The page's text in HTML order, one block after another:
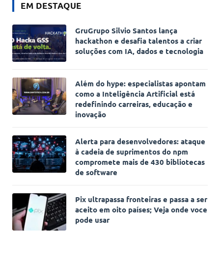
EM DESTAQUE
GruGrupo Silvio Santos lança
hackathon e desafia talentos a criar
soluções com IA, dados e tecnologia
Além do hype: especialistas apontam
como a Inteligência Artificial está
redefinindo carreiras, educação e
inovação
Alerta para desenvolvedores: ataque
à cadeia de suprimentos do npm
compromete mais de 430 bibliotecas
de software
Pix ultrapassa fronteiras e passa a ser
aceito em oito países; Veja onde voce
pode usar